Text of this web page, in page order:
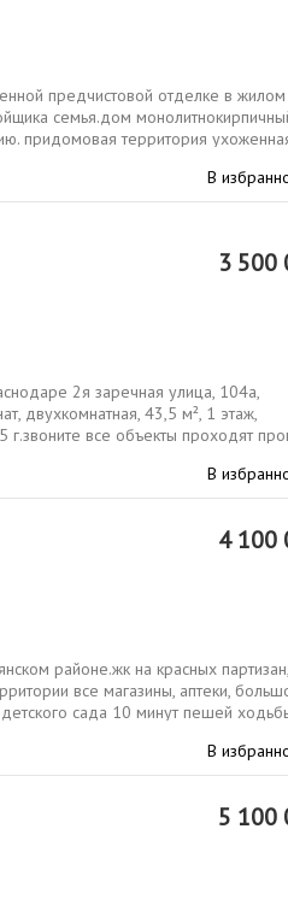
предчистовой отделке в жилом
семья.дом
придомовая территория
В
3 500
2я заречная улица, 104а,
двухкомнатная, 43,5 м², 1 этаж,
все объекты проходят
В
4 100
районе.жк на красных партизан,
все магазины, аптеки,
сада 10 минут пешей
В
5 100